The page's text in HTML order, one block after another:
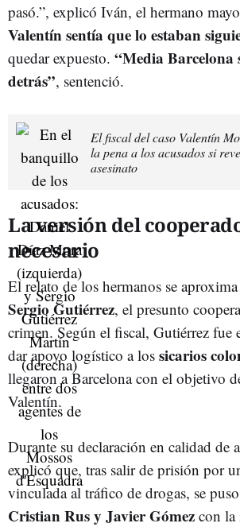
pasó.”, explicó Iván, el hermano
Valentín sentía que lo estaban
quedar expuesto. “Media Barcelona
detrás”, sentenció.
El fiscal del caso Valentín
la pena a los acusados si
asesinato
La versión del
necesario
El relato de los hermanos se
Sergio Gutiérrez, el presunto
crimen. Según el fiscal, Gutiérrez fue
dar apoyo logístico a los sicarios
llegaron a Barcelona con el objetivo
Valentín.
Durante su declaración en calidad de
explicó que, tras salir de prisión por
vinculada al tráfico de drogas, se
Cristian Rus y Javier Gómez con la